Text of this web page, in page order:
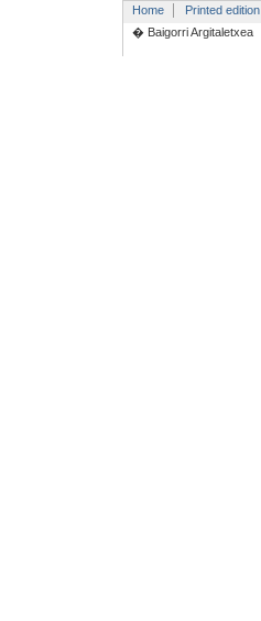
Home Printed edition
� Baigorri Argitaletxea